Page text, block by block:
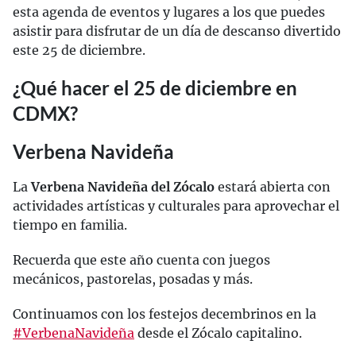
esta agenda de eventos y lugares a los que puedes
asistir para disfrutar de un día de descanso divertido
este 25 de diciembre.
¿Qué hacer el 25 de diciembre en
CDMX?
Verbena Navideña
LaVerbena Navideña del Zócalo estará abierta con
actividades artísticas y culturales para aprovechar el
tiempo en familia.
Recuerda que este año cuenta con juegos
mecánicos, pastorelas, posadas y más.
Continuamos con los festejos decembrinos en la
#VerbenaNavideña desde el Zócalo capitalino.